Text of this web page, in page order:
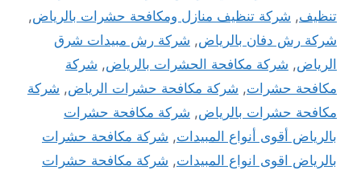
تنظيف, شركة تنظيف منازل ومكافحة حشرات بالرياض,
شركة رش دفان بالرياض, شركة رش مبيدات شرق
الرياض, شركة مكافحة الحشرات بالرياض, شركة
مكافحة حشرات, شركة مكافحة حشرات الرياض, شركة
مكافحة حشرات بالرياض, شركة مكافحة حشرات
بالرياض أقوى أنواع المبيدات, شركة مكافحة حشرات
بالرياض اقوى انواع المبيدات, شركة مكافحة حشرات